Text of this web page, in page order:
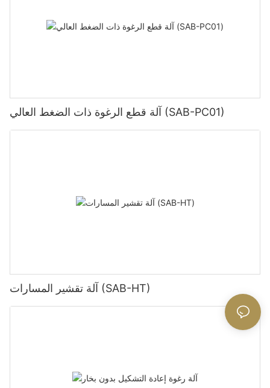
آلة قطع الرغوة ذات الضغط العالي (SAB-PC01)
آلة تقشير المسارات (SAB-HT)